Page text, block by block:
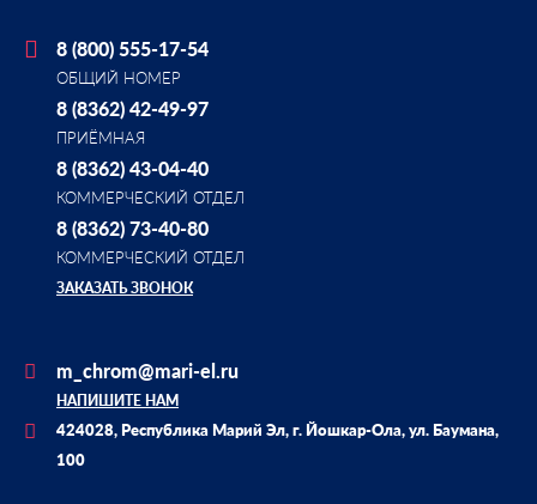
8 (800) 555-17-54
ОБЩИЙ НОМЕР
8 (8362) 42-49-97
ПРИЁМНАЯ
8 (8362) 43-04-40
КОММЕРЧЕСКИЙ ОТДЕЛ
8 (8362) 73-40-80
КОММЕРЧЕСКИЙ ОТДЕЛ
ЗАКАЗАТЬ ЗВОНОК
m_chrom@mari-el.ru
НАПИШИТЕ НАМ
424028, Республика Марий Эл, г. Йошкар-Ола, ул. Баумана,
100